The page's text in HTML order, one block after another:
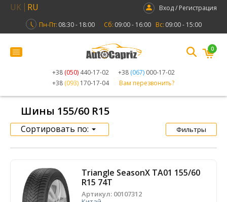
UK RU
Вход / Регистрация
Пн-Пт: 08:30 - 18:00 Сб: 09:00 - 16:00 Вс: 09:00 - 15:00
+38 (050) 440-17-02 +38 (067) 000-17-02
+38 (093) 170-17-04 Вам перезвонить?
0
Шины 155/60 R15
Сортировать по: Фильтры
Triangle SeasonX TA01 155/60
R15 74T
Артикул: 00107312